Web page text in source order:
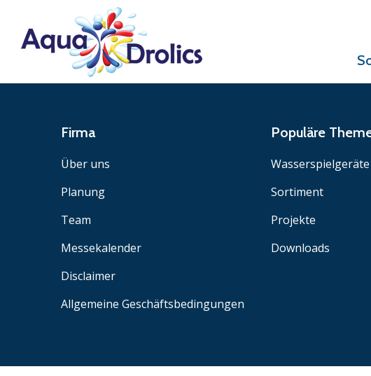
Firma
Über uns
Planung
Team
Messekalender
Disclaimer
Allgemeine Geschäftsbedingungen
Populäre
Wasserspielgeräte
Sortiment
Projekte
Downloads